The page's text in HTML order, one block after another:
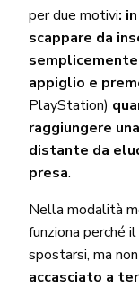
per due motivi: in
scappare da
appiglio e
PlayStation)
raggiungere
distante da
presa.
Nella modalità
funziona perché
spostarsi, ma
accasciato a